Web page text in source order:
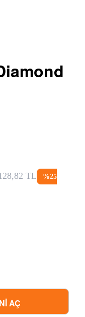
TL %25
AÇ